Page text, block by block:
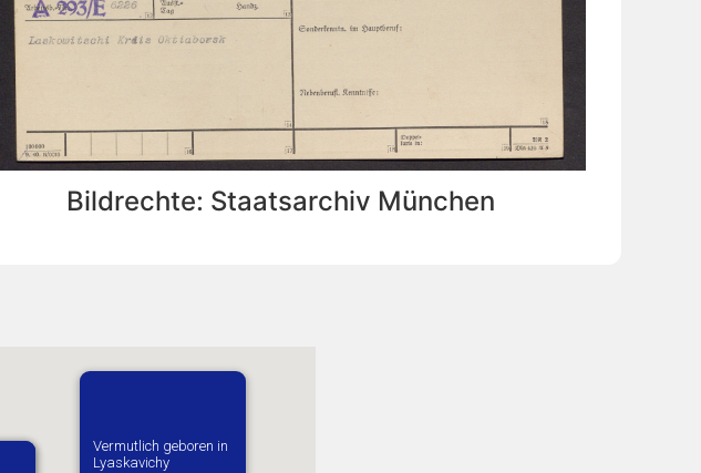
Bildrechte: Staatsarchiv München
Vermutlich geboren in
Lyaskavichy